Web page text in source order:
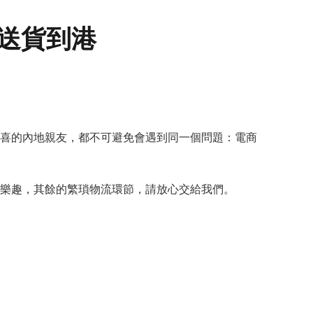
貨到港
的內地親友，都不可避免會遇到同一個問題：電商
趣，其餘的繁瑣物流環節，請放心交給我們。